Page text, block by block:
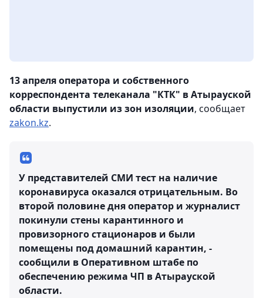
13 апреля оператора и собственного
корреспондента телеканала "КТК" в Атырауской
области выпустили из зон изоляции, сообщает
zakon.kz.
У представителей СМИ тест на наличие
коронавируса оказался отрицательным. Во
второй половине дня оператор и журналист
покинули стены карантинного и
провизорного стационаров и были
помещены под домашний карантин, -
сообщили в Оперативном штабе по
обеспечению режима ЧП в Атырауской
области.